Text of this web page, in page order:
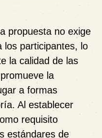
propuesta no exige
los participantes, lo
la calidad de las
promueve la
a formas
Al establecer
requisito
estándares de